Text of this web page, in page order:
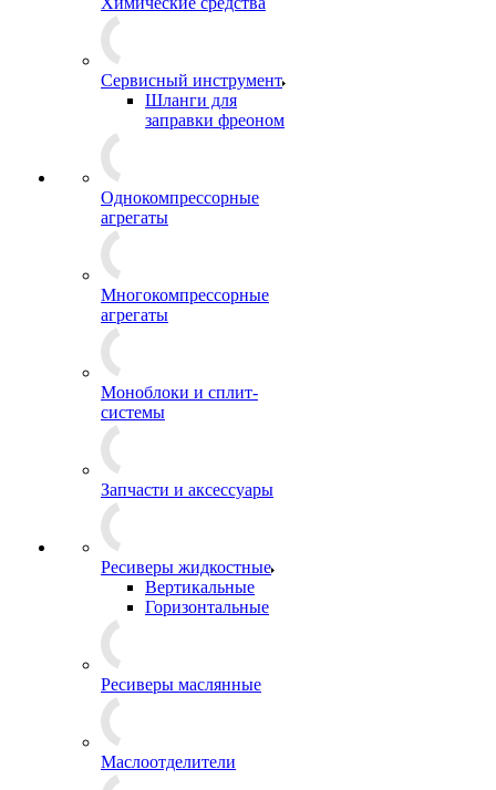
Сервисный инструмент
Шланги для
заправки фреоном
Однокомпрессорные
агрегаты
Многокомпрессорные
агрегаты
Моноблоки и сплит-
системы
Запчасти и аксессуары
Ресиверы жидкостные
Вертикальные
Горизонтальные
Ресиверы маслянные
Маслоотделители